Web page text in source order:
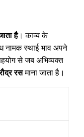
है। काव्य के
नामक स्थाई भाव अपने
से जब अभिव्यक्त
रसमाना जाता है।